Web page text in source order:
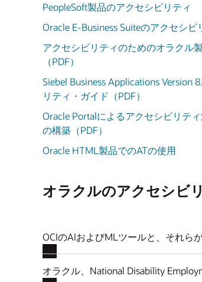
PeopleSoft製品のアクセシビリティ
Oracle E-Business Suiteのアクセシビ
アクセシビリティのためのオラクル
（PDF）
Siebel Business Applications Version
リティ・ガイド（PDF）
Oracle Portalによるアクセシビリティ
の構築（PDF）
Oracle HTML製品でのATの使用
オラクルのアクセシビ
OCIのAIおよびMLツールと、それら
オラクル、National Disability